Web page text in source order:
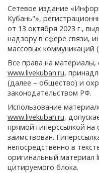
Сетевое издание
Кубань"»,
от 13 октября 2023 г.,
надзору в сфере связи,
массовых коммуникаций
Все права на материалы,
www.livekuban.ru,
(далее – общество) и
законодательством РФ.
Использование
www.livekuban.ru,
прямой гиперссылкой на
заимствован.
непосредственно в
оригинальный материал
цитируемого блока.